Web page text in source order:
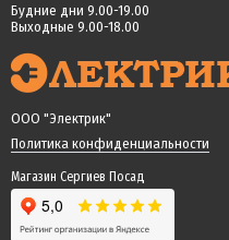
Будние дни 9.00-19.00
Выходные 9.00-18.00
ООО "Электрик"
Политика конфиденциальности
Магазин Сергиев Посад